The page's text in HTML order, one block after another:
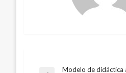
Modelo de didáctica